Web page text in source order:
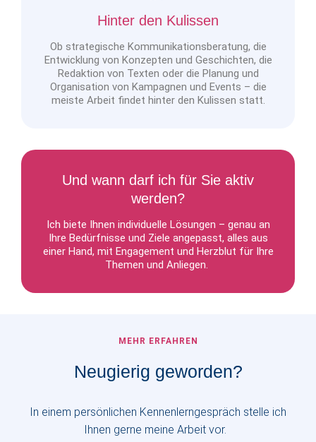
Hinter den Kulissen
Ob strategische Kommunikationsberatung, die
Entwicklung von Konzepten und Geschichten, die
Redaktion von Texten oder die Planung und
Organisation von Kampagnen und Events – die
meiste Arbeit findet hinter den Kulissen statt.
Und wann darf ich für Sie aktiv
werden?
Ich biete Ihnen individuelle Lösungen – genau an
Ihre Bedürfnisse und Ziele angepasst, alles aus
einer Hand, mit Engagement und Herzblut für Ihre
Themen und Anliegen.
MEHR ERFAHREN
Neugierig geworden?
In einem persönlichen Kennenlerngespräch stelle ich
Ihnen gerne meine Arbeit vor.